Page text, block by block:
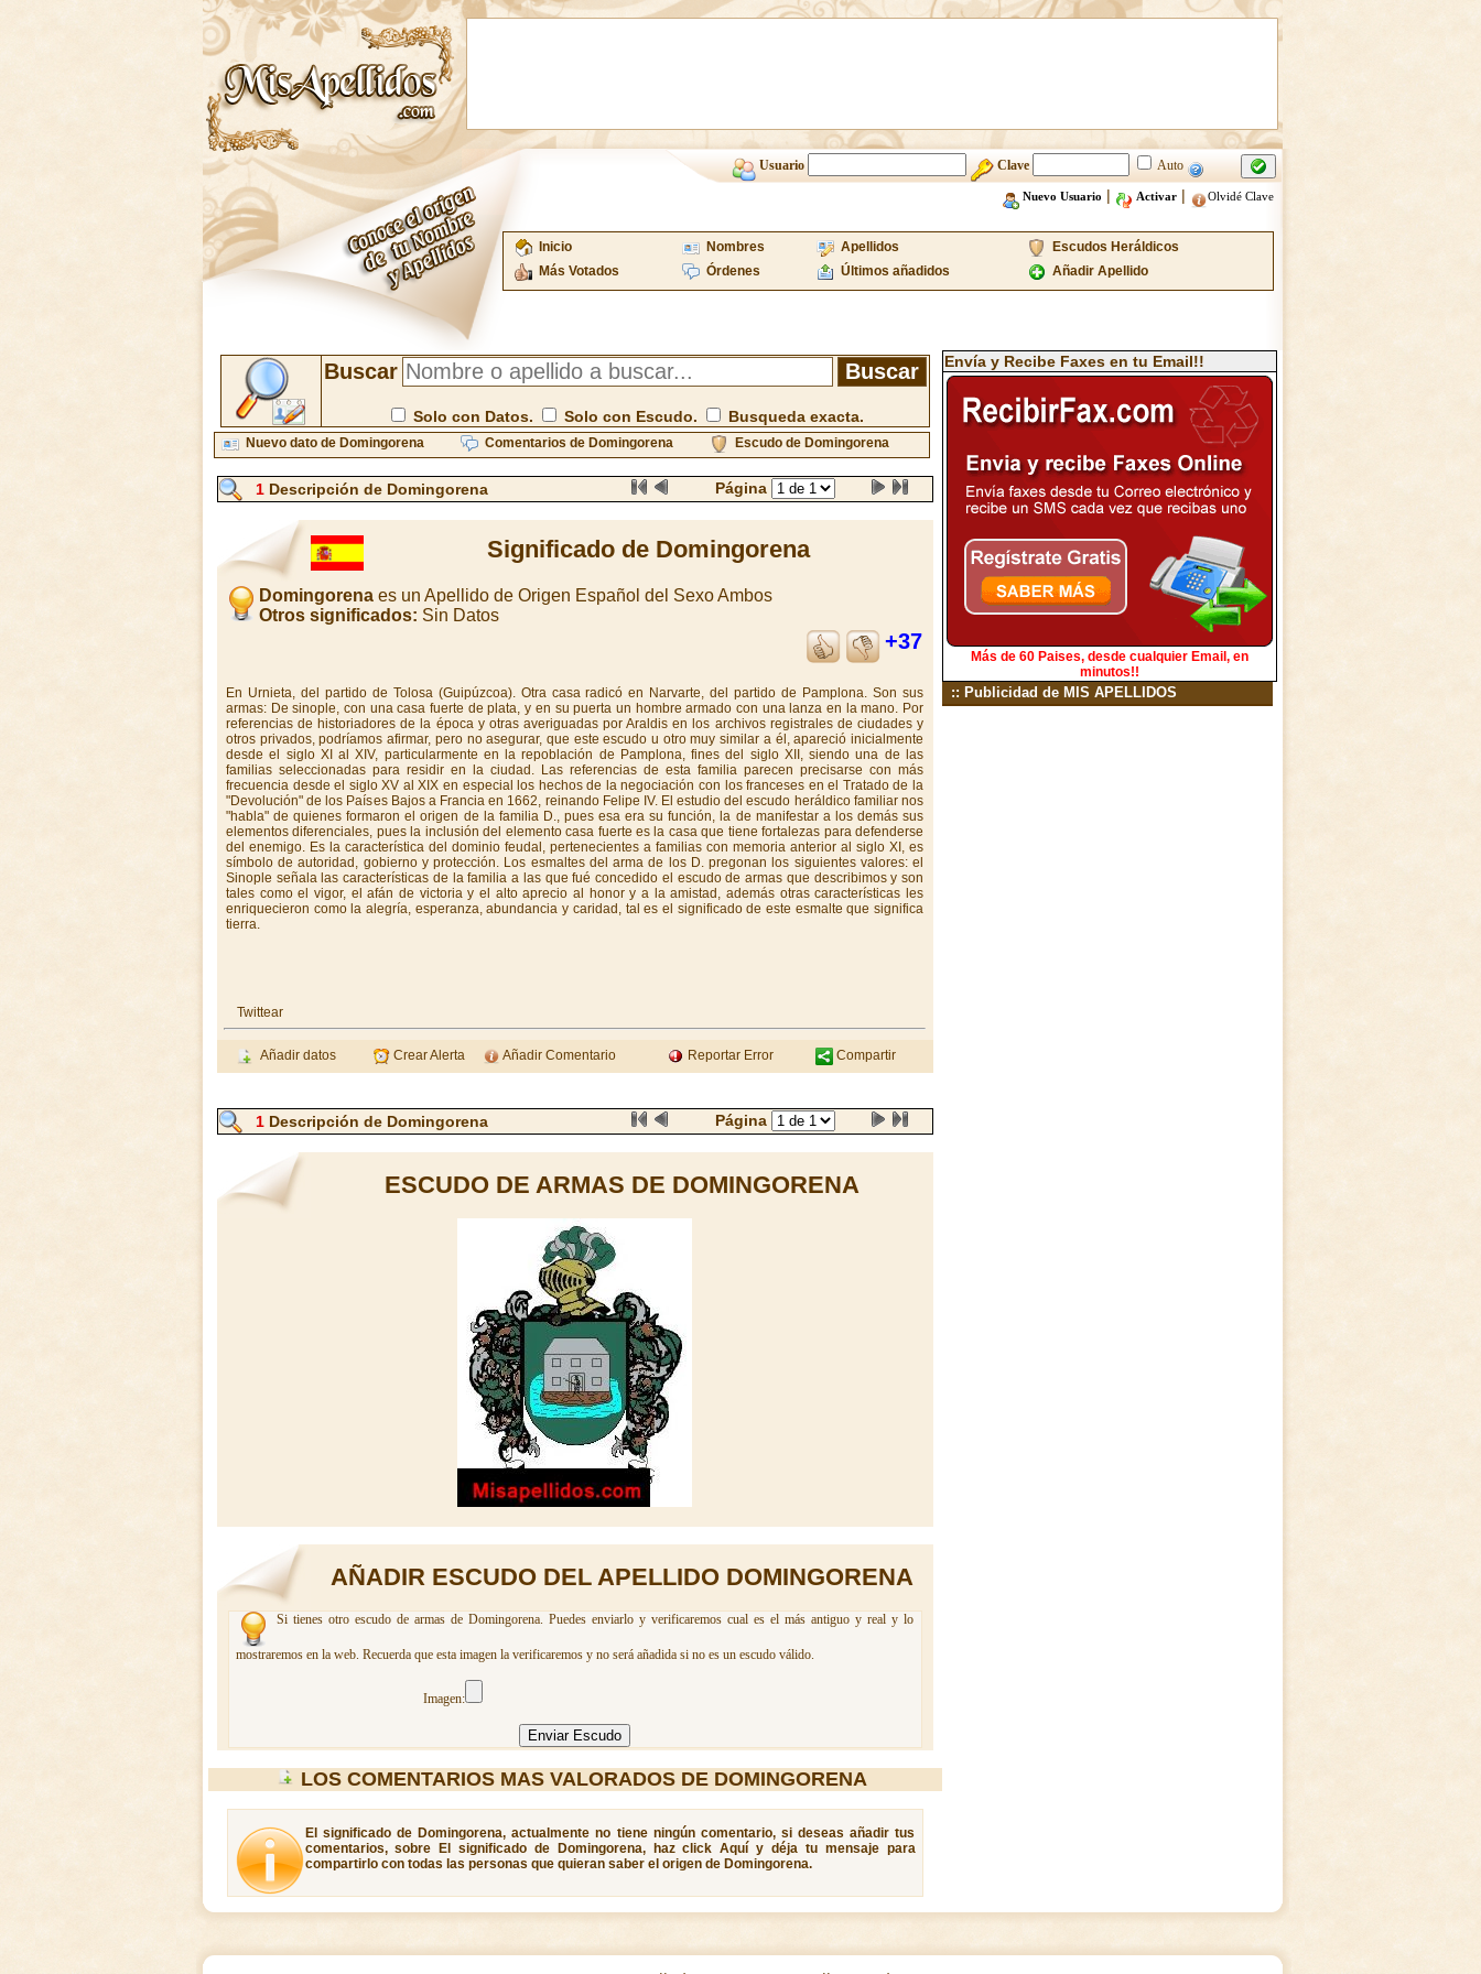
Usuario Clave Auto
Nuevo Usuario | Activar| Olvidé Clave
Inicio Nombres Apellidos
Escudos Heráldicos
Más Votados
Órdenes Últimos añadidos Añadir Apellido
Buscar
Solo con Datos. Solo con Escudo. Busqueda exacta.
Nuevo dato de Domingorena Comentarios de Domingorena Escudo de Domingorena
1Descripción de Domingorena Página
Significado de Domingorena
Domingorena es un Apellido de Origen Español del Sexo Ambos
Otros significados: Sin Datos
+37
En Urnieta, del partido de Tolosa (Guipúzcoa). Otra casa radicó en Narvarte, del partido de Pamplona. Son sus
armas: De sinople, con una casa fuerte de plata, y en su puerta un hombre armado con una lanza en la mano. Por
referencias de historiadores de la época y otras averiguadas por Araldis en los archivos registrales de ciudades y
otros privados, podríamos afirmar, pero no asegurar, que este escudo u otro muy similar a él, apareció inicialmente
desde el siglo XI al XIV, particularmente en la repoblación de Pamplona, fines del siglo XII, siendo una de las
familias seleccionadas para residir en la ciudad. Las referencias de esta familia parecen precisarse con más
frecuencia desde el siglo XV al XIX en especial los hechos de la negociación con los franceses en el Tratado de la
"Devolución" de los Países Bajos a Francia en 1662, reinando Felipe IV. El estudio del escudo heráldico familiar nos
"habla" de quienes formaron el origen de la familia D., pues esa era su función, la de manifestar a los demás sus
elementos diferenciales, pues la inclusión del elemento casa fuerte es la casa que tiene fortalezas para defenderse
del enemigo. Es la característica del dominio feudal, pertenecientes a familias con memoria anterior al siglo XI, es
símbolo de autoridad, gobierno y protección. Los esmaltes del arma de los D. pregonan los siguientes valores: el
Sinople señala las características de la familia a las que fué concedido el escudo de armas que describimos y son
tales como el vigor, el afán de victoria y el alto aprecio al honor y a la amistad, además otras características les
enriquecieron como la alegría, esperanza, abundancia y caridad, tal es el significado de este esmalte que significa
tierra.
Twittear
Añadir datos Crear Alerta Añadir Comentario Reportar Error Compartir
1Descripción de Domingorena Página
ESCUDO DE ARMAS DE DOMINGORENA
AÑADIR ESCUDO DEL APELLIDO DOMINGORENA
Si tienes otro escudo de armas de Domingorena. Puedes enviarlo y verificaremos cual es el más antiguo y real y lo
mostraremos en la web. Recuerda que esta imagen la verificaremos y no será añadida si no es un escudo válido.
Imagen:
LOS COMENTARIOS MAS VALORADOS DE DOMINGORENA
El significado de Domingorena, actualmente no tiene ningún comentario, si deseas añadir tus
comentarios, sobre El significado de Domingorena, haz click Aquí y déja tu mensaje para
compartirlo con todas las personas que quieran saber el origen de Domingorena.
Envía y Recibe Faxes en tu Email!!
Más de 60 Paises, desde cualquier Email, en
minutos!!
:: Publicidad de MIS APELLIDOS